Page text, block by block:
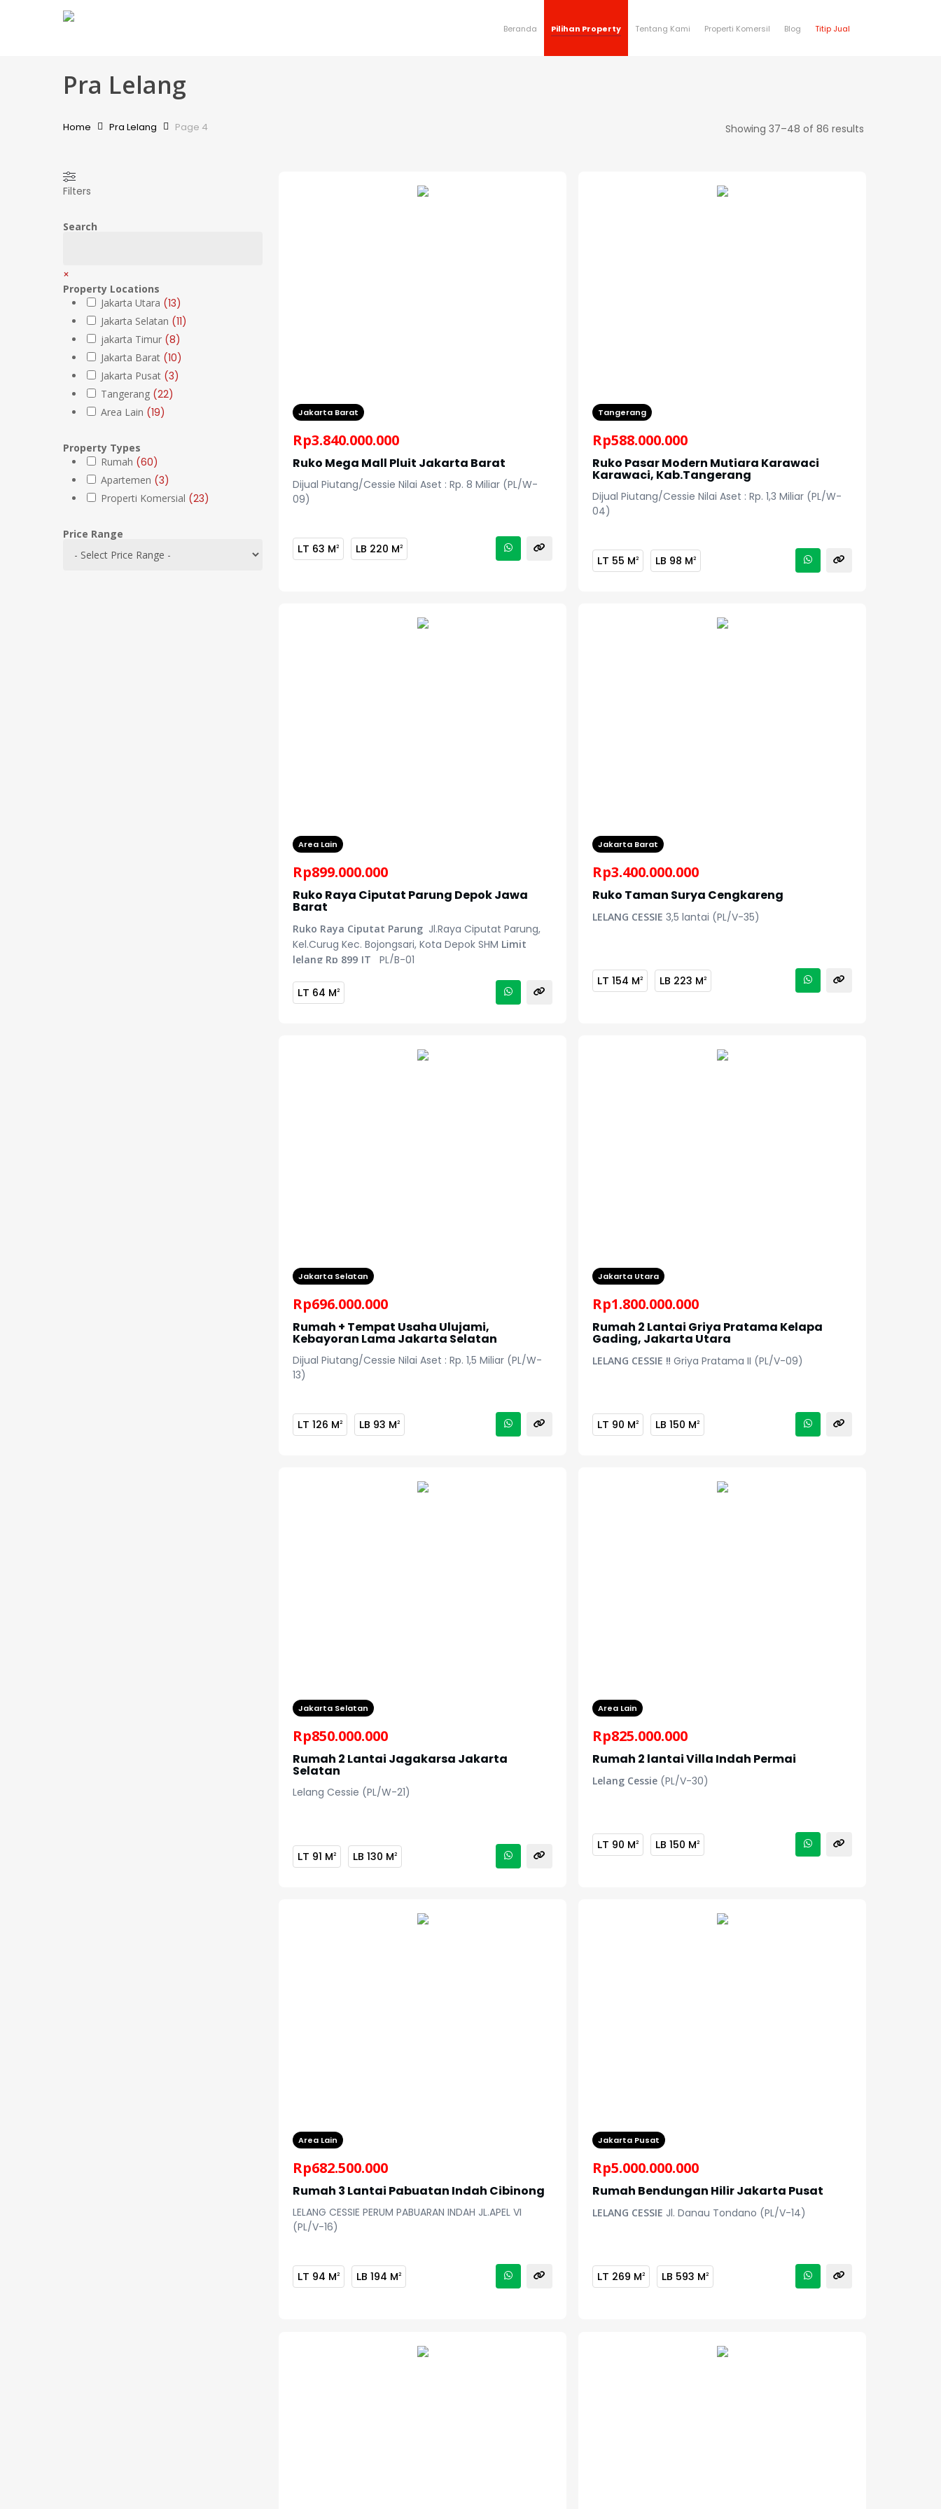
Hit enter to search or ESC to close
Beranda Pilihan Property Tentang Kami Properti Komersil Blog Titip Jual
Pra Lelang
Showing 37–48 of 86 results
Home Pra Lelang Page 4
Filters
Search
×
Property Locations
Jakarta Utara (13)
Jakarta Selatan (11)
jakarta Timur (8)
Jakarta Barat (10)
Jakarta Pusat (3)
Tangerang (22)
Area Lain (19)
Property Types
Rumah (60)
Apartemen (3)
Properti Komersial (23)
Price Range
Jakarta Barat
Rp3.840.000.000
Ruko Mega Mall Pluit Jakarta Barat
Dijual Piutang/Cessie Nilai Aset : Rp. 8 Miliar (PL/W-
09)
LT 63 M2 LB 220 M2
Tangerang
Rp588.000.000
Ruko Pasar Modern Mutiara Karawaci
Karawaci, Kab.Tangerang
Dijual Piutang/Cessie Nilai Aset : Rp. 1,3 Miliar (PL/W-
04)
LT 55 M2 LB 98 M2
Area Lain
Rp899.000.000
Ruko Raya Ciputat Parung Depok Jawa
Barat
Ruko Raya Ciputat Parung Jl.Raya Ciputat Parung,
Kel.Curug Kec. Bojongsari, Kota Depok SHM Limit
lelang Rp 899 JT
PL/B-01
LT 64 M2
Jakarta Barat
Rp3.400.000.000
Ruko Taman Surya Cengkareng
LELANG CESSIE 3,5 lantai (PL/V-35)
LT 154 M2 LB 223 M2
Jakarta Selatan
Rp696.000.000
Rumah + Tempat Usaha Ulujami,
Kebayoran Lama Jakarta Selatan
Dijual Piutang/Cessie Nilai Aset : Rp. 1,5 Miliar (PL/W-
13)
LT 126 M2 LB 93 M2
Jakarta Utara
Rp1.800.000.000
Rumah 2 Lantai Griya Pratama Kelapa
Gading, Jakarta Utara
LELANG CESSIE ‼️ Griya Pratama II (PL/V-09)
LT 90 M2 LB 150 M2
Jakarta Selatan
Rp850.000.000
Rumah 2 Lantai Jagakarsa Jakarta
Selatan
Lelang Cessie (PL/W-21)
LT 91 M2 LB 130 M2
Area Lain
Rp825.000.000
Rumah 2 lantai Villa Indah Permai
Lelang Cessie (PL/V-30)
LT 90 M2 LB 150 M2
Area Lain
Rp682.500.000
Rumah 3 Lantai Pabuatan Indah Cibinong
LELANG CESSIE PERUM PABUARAN INDAH JL.APEL VI
(PL/V-16)
LT 94 M2 LB 194 M2
Jakarta Pusat
Rp5.000.000.000
Rumah Bendungan Hilir Jakarta Pusat
LELANG CESSIE Jl. Danau Tondano (PL/V-14)
LT 269 M2 LB 593 M2